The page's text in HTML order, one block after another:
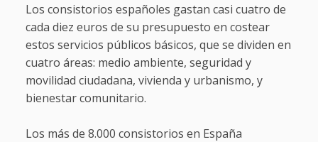
Los consistorios españoles gastan casi cuatro de
cada diez euros de su presupuesto en costear
estos servicios públicos básicos, que se dividen en
cuatro áreas: medio ambiente, seguridad y
movilidad ciudadana, vivienda y urbanismo, y
bienestar comunitario.
Los más de 8.000 consistorios en España